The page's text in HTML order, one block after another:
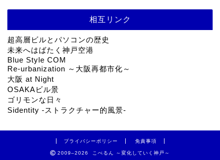
相互リンク
超高層ビルとパソコンの歴史
未来へはばたく神戸空港
Blue Style COM
Re-urbanization ～大阪再都市化～
大阪 at Night
OSAKAビル景
ゴリモンな日々
Sidentity -ストラクチャー的風景-
プライバシーポリシー 免責事項
2009–2026 こべるん ～変化していく神戸～